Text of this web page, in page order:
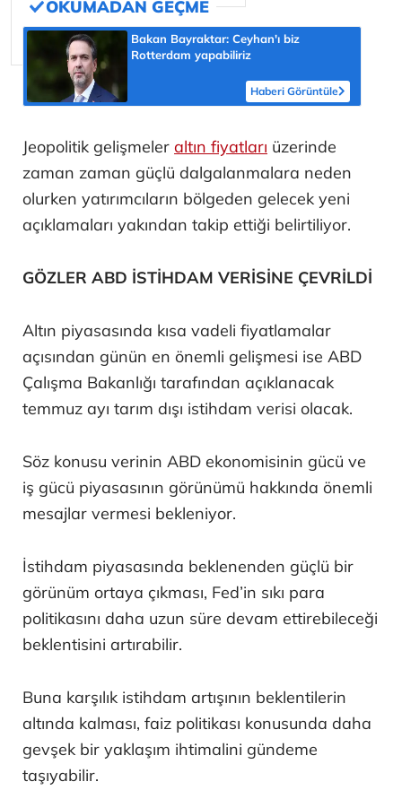
Bakan Bayraktar: Ceyhan'ı biz
Rotterdam yapabiliriz
Haberi Görüntüle
Jeopolitik gelişmeler altın fiyatları üzerinde
zaman zaman güçlü dalgalanmalara neden
olurken yatırımcıların bölgeden gelecek yeni
açıklamaları yakından takip ettiği belirtiliyor.
GÖZLER ABD İSTİHDAM VERİSİNE ÇEVRİLDİ
Altın piyasasında kısa vadeli fiyatlamalar
açısından günün en önemli gelişmesi ise ABD
Çalışma Bakanlığı tarafından açıklanacak
temmuz ayı tarım dışı istihdam verisi olacak.
Söz konusu verinin ABD ekonomisinin gücü ve
iş gücü piyasasının görünümü hakkında önemli
mesajlar vermesi bekleniyor.
İstihdam piyasasında beklenenden güçlü bir
görünüm ortaya çıkması, Fed’in sıkı para
politikasını daha uzun süre devam ettirebileceği
beklentisini artırabilir.
Buna karşılık istihdam artışının beklentilerin
altında kalması, faiz politikası konusunda daha
gevşek bir yaklaşım ihtimalini gündeme
taşıyabilir.